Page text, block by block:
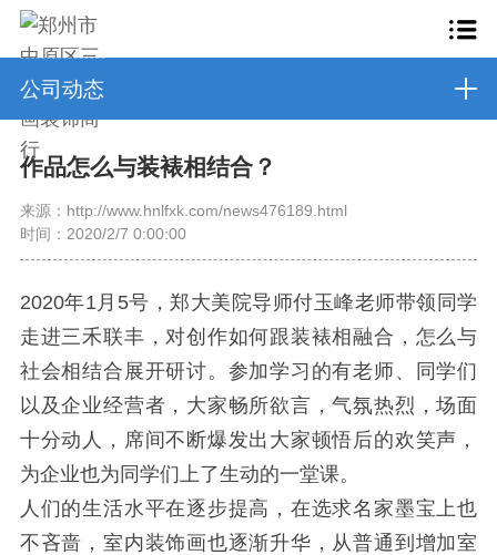
公司动态
作品怎么与装裱相结合？
来源：http://www.hnlfxk.com/news476189.html
时间：2020/2/7 0:00:00
2020年1月5号，郑大美院导师付玉峰老师带领同学
走进三禾联丰，对创作如何跟装裱相融合，怎么与
社会相结合展开研讨。参加学习的有老师、同学们
以及企业经营者，大家畅所欲言，气氛热烈，场面
十分动人，席间不断爆发出大家顿悟后的欢笑声，
为企业也为同学们上了生动的一堂课。
人们的生活水平在逐步提高，在选求名家墨宝上也
不吝啬，室内装饰画也逐渐升华，从普通到增加室